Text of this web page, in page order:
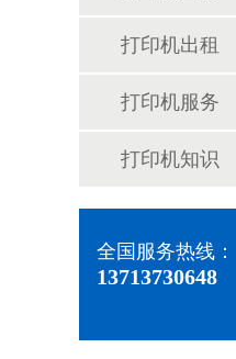
打印机出租
打印机服务
打印机知识
全国服务热线：
13713730648